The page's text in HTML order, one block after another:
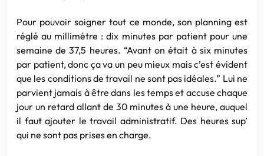
Pour pouvoir soigner tout ce monde, son planning est
réglé au millimètre : dix minutes par patient pour une
semaine de 37,5 heures. “Avant on était à six minutes
par patient, donc ça va un peu mieux mais c’est évident
que les conditions de travail ne sont pas idéales.” Lui ne
parvient jamais à être dans les temps et accuse chaque
jour un retard allant de 30 minutes à une heure, auquel
il faut ajouter le travail administratif. Des heures sup’
qui ne sont pas prises en charge.